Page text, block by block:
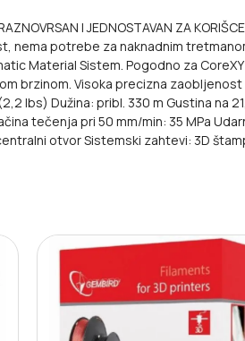
I JEDNOSTAVAN ZA
potrebe za naknadnim
Material Sistem. Pogodno za
brzinom. Visoka precizna
lbs) Dužina: pribl. 330 m Gustina
tečenja pri 50 mm/min: 35 MPa
otvor Sistemski zahtevi: 3D